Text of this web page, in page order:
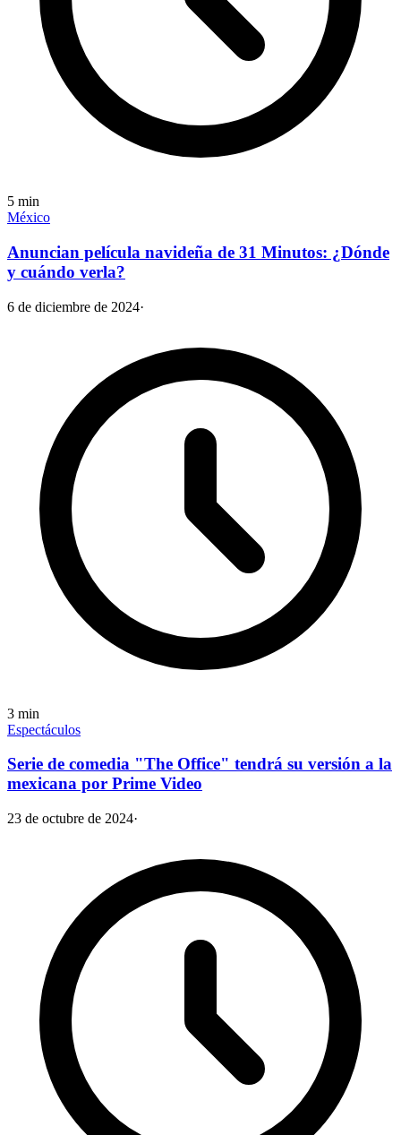
5 min
México
Anuncian película navideña de 31 Minutos: ¿Dónde
y cuándo verla?
6 de diciembre de 2024·
3 min
Espectáculos
Serie de comedia "The Office" tendrá su versión a la
mexicana por Prime Video
23 de octubre de 2024·